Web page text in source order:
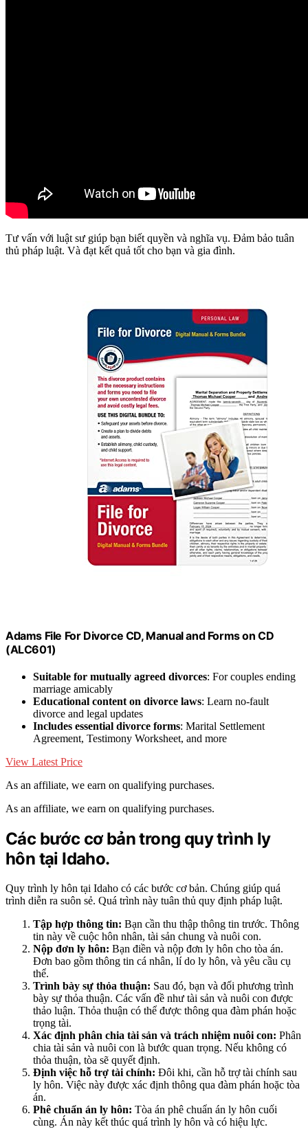
Tư vấn với luật sư giúp bạn biết quyền và nghĩa vụ. Đảm bảo tuân
thủ pháp luật. Và đạt kết quả tốt cho bạn và gia đình.
Adams File For Divorce CD, Manual and Forms on CD
(ALC601)
Suitable for mutually agreed divorces: For couples ending
marriage amicably
Educational content on divorce laws: Learn no-fault
divorce and legal updates
Includes essential divorce forms: Marital Settlement
Agreement, Testimony Worksheet, and more
View Latest Price
As an affiliate, we earn on qualifying purchases.
As an affiliate, we earn on qualifying purchases.
Các bước cơ bản trong quy trình ly
hôn tại Idaho.
Quy trình ly hôn tại Idaho có các bước cơ bản. Chúng giúp quá
trình diễn ra suôn sẻ. Quá trình này tuân thủ quy định pháp luật.
Tập hợp thông tin: Bạn cần thu thập thông tin trước. Thông
tin này về cuộc hôn nhân, tài sản chung và nuôi con.
Nộp đơn ly hôn: Bạn điền và nộp đơn ly hôn cho tòa án.
Đơn bao gồm thông tin cá nhân, lí do ly hôn, và yêu cầu cụ
thể.
Trình bày sự thỏa thuận: Sau đó, bạn và đối phương trình
bày sự thỏa thuận. Các vấn đề như tài sản và nuôi con được
thảo luận. Thỏa thuận có thể được thông qua đàm phán hoặc
trọng tài.
Xác định phân chia tài sản và trách nhiệm nuôi con: Phân
chia tài sản và nuôi con là bước quan trọng. Nếu không có
thỏa thuận, tòa sẽ quyết định.
Định việc hỗ trợ tài chính: Đôi khi, cần hỗ trợ tài chính sau
ly hôn. Việc này được xác định thông qua đàm phán hoặc tòa
án.
Phê chuẩn án ly hôn: Tòa án phê chuẩn án ly hôn cuối
cùng. Án này kết thúc quá trình ly hôn và có hiệu lực.